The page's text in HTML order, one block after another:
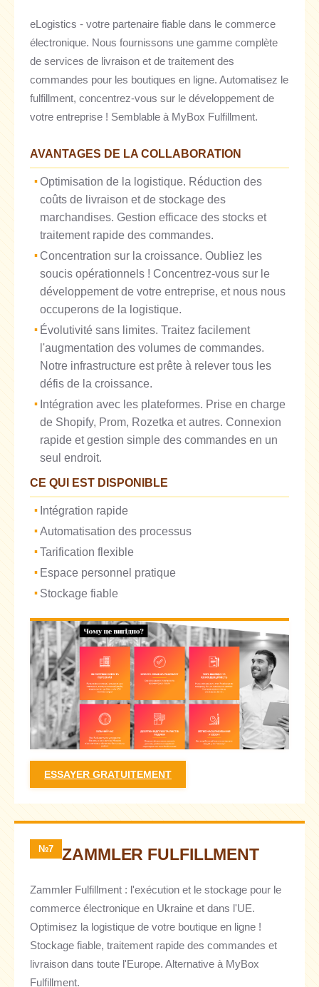
eLogistics - votre partenaire fiable dans le commerce
électronique. Nous fournissons une gamme complète
de services de livraison et de traitement des
commandes pour les boutiques en ligne. Automatisez le
fulfillment, concentrez-vous sur le développement de
votre entreprise ! Semblable à MyBox Fulfillment.
AVANTAGES DE LA COLLABORATION
Optimisation de la logistique. Réduction des
coûts de livraison et de stockage des
marchandises. Gestion efficace des stocks et
traitement rapide des commandes.
Concentration sur la croissance. Oubliez les
soucis opérationnels ! Concentrez-vous sur le
développement de votre entreprise, et nous nous
occuperons de la logistique.
Évolutivité sans limites. Traitez facilement
l'augmentation des volumes de commandes.
Notre infrastructure est prête à relever tous les
défis de la croissance.
Intégration avec les plateformes. Prise en charge
de Shopify, Prom, Rozetka et autres. Connexion
rapide et gestion simple des commandes en un
seul endroit.
CE QUI EST DISPONIBLE
Intégration rapide
Automatisation des processus
Tarification flexible
Espace personnel pratique
Stockage fiable
ESSAYER GRATUITEMENT
№7 ZAMMLER FULFILLMENT
Zammler Fulfillment : l'exécution et le stockage pour le
commerce électronique en Ukraine et dans l'UE.
Optimisez la logistique de votre boutique en ligne !
Stockage fiable, traitement rapide des commandes et
livraison dans toute l'Europe. Alternative à MyBox
Fulfillment.